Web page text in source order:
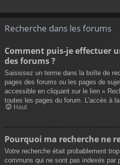
Recherche dans les forums
Comment puis-je effectuer
des forums ?
Saisissez un terme dans la boîte de
pages des forums ou les pages de
accessible en cliquant sur le lien «
toutes les pages du forum. L’accès à
Haut
Pourquoi ma recherche ne
Votre recherche était probablement
communs qui ne sont pas indexés par